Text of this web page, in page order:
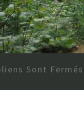
Sont